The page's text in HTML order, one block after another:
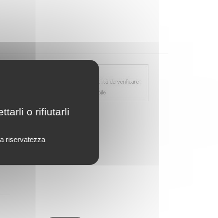
o rifiutarli
riservatezza